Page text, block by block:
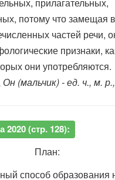
потому что замещая
частей речи,
признаки,
они употребляются.
Он (мальчик) - ед. ч., м.
2020 (стр. 128):
План:
способ образования